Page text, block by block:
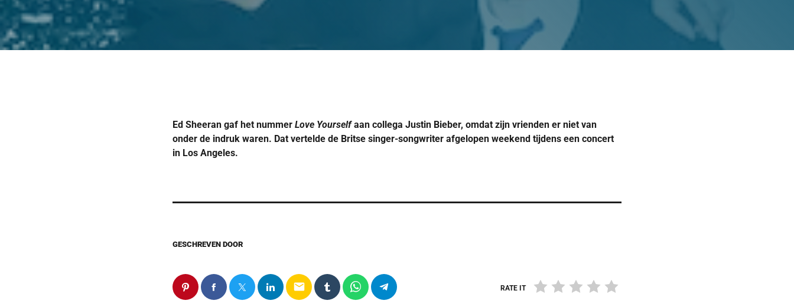
Ed Sheeran gaf het nummer Love Yourselfaan collega Justin Bieber, omdat zijn vrienden er niet van
onder de indruk waren. Dat vertelde de Britse singer-songwriter afgelopen weekend tijdens een concert
in Los Angeles.
GESCHREVEN DOOR
email RATE IT